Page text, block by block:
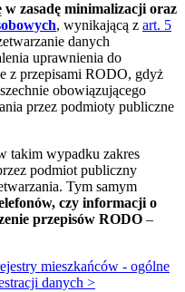
w zasadę minimalizacji oraz
, wynikającą z art. 5
danych
uprawnienia do
z przepisami RODO, gdyż
obowiązującego
przez podmioty publiczne
takim wypadku zakres
podmiot publiczny
Tym samym
czy informacji o
przepisów RODO –
mieszkańców - ogólne
danych >